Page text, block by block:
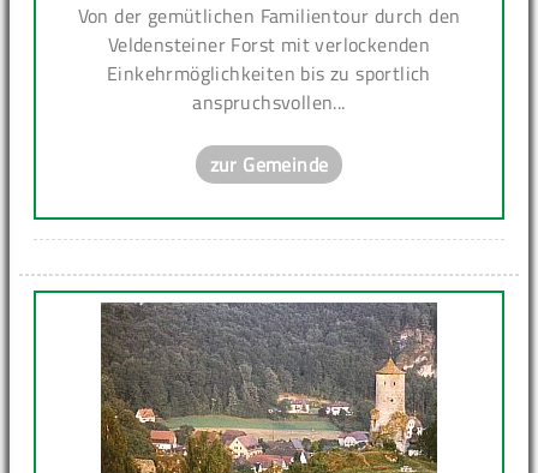
Von der gemütlichen Familientour durch den
Veldensteiner Forst mit verlockenden
Einkehrmöglichkeiten bis zu sportlich
anspruchsvollen...
zur Gemeinde